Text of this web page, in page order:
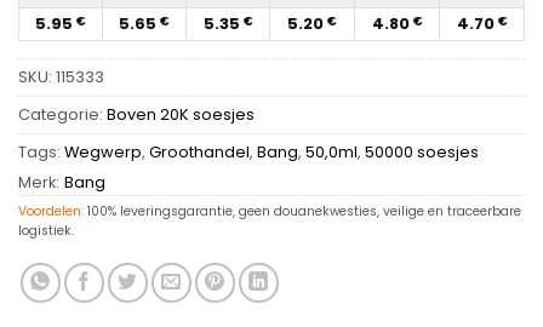
5.95 € 5.65 € 5.35 € 5.20 € 4.80 € 4.70 €
SKU: 115333
Categorie: Boven 20K soesjes
Tags: Wegwerp, Groothandel, Bang, 50,0ml, 50000 soesjes
Merk: Bang
Voordelen: 100% leveringsgarantie, geen douanekwesties, veilige en traceerbare
logistiek.